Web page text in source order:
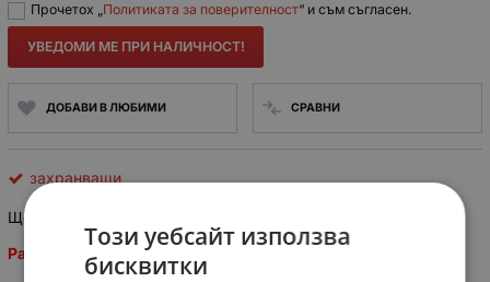
Прочетох „Политиката за поверителност“ и съм съгласен.
УВЕДОМИ МЕ ПРИ НАЛИЧНОСТ!
ДОБАВИ В ЛЮБИМИ СРАВНИ
захранващи
Щепсел 25A силов монофазен 2P+E
Разпродадени!
Този уебсайт използва
бисквитки